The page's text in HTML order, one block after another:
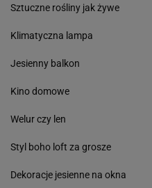
Sztuczne rośliny jak żywe
Klimatyczna lampa
Jesienny balkon
Kino domowe
Welur czy len
Styl boho loft za grosze
Dekoracje jesienne na okna